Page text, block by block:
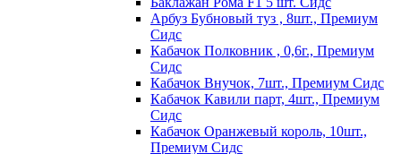
Арбуз Бубновый туз , 8шт., Премиум
Сидс
Кабачок Полковник , 0,6г., Премиум
Сидс
Кабачок Внучок, 7шт., Премиум Сидс
Кабачок Кавили парт, 4шт., Премиум
Сидс
Кабачок Оранжевый король, 10шт.,
Премиум Сидс